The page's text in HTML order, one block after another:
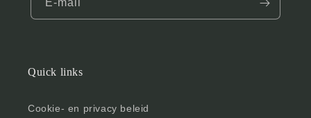
Quick links
Cookie- en privacy beleid